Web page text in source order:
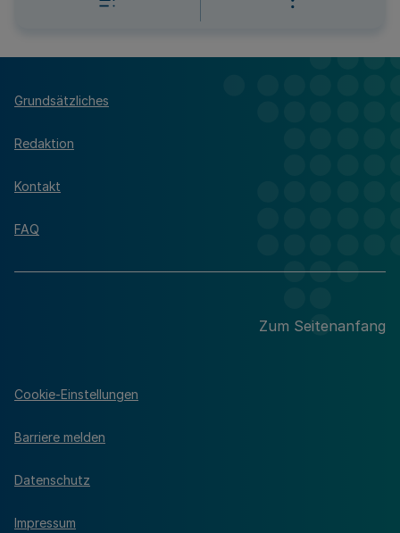
Grundsätzliches
Redaktion
Kontakt
FAQ
Zum Seitenanfang
Cookie-Einstellungen
Barriere melden
Datenschutz
Impressum